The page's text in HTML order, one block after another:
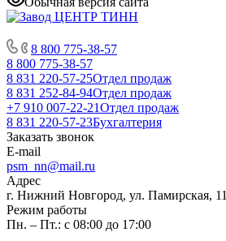
8 800 775-38-57
8 800 775-38-57
8 831 220-57-25Отдел продаж
8 831 252-84-94Отдел продаж
+7 910 007-22-21Отдел продаж
8 831 220-57-23Бухгалтерия
Заказать звонок
E-mail
psm_nn@mail.ru
Адрес
г. Нижний Новгород, ул. Памирская, 11
Режим работы
Пн. – Пт.: с 08:00 до 17:00